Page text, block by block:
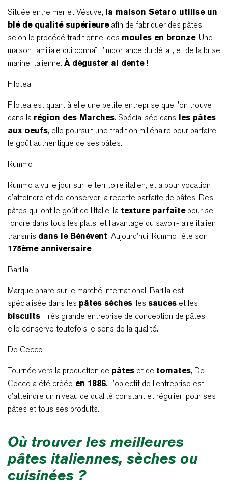
Située entre mer et Vésuve, la maison Setaro utilise un
blé de qualité supérieureafin de fabriquer des pâtes
selon le procédé traditionnel des moules en bronze. Une
maison familiale qui connaît l’importance du détail, et de la brise
marine italienne. À déguster al dente!
Filotea
Filotea est quant à elle une petite entreprise que l’on trouve
dans la région des Marches. Spécialisée dans les pâtes
aux oeufs, elle poursuit une tradition millénaire pour parfaire
le goût authentique de ses pâtes..
Rummo
Rummo a vu le jour sur le territoire italien, et a pour vocation
d’atteindre et de conserver la recette parfaite de pâtes. Des
pâtes qui ont le goût de l’Italie, la texture parfaitepour se
fondre dans tous les plats, et l’avantage du savoir-faire italien
transmis dans le Bénévent. Aujourd’hui, Rummo fête son
175ème anniversaire.
Barilla
Marque phare sur le marché international, Barilla est
spécialisée dans les pâtes sèches, les sauces et les
biscuits. Très grande entreprise de conception de pâtes,
elle conserve toutefois le sens de la qualité.
De Cecco
Tournée vers la production de pâtes et de tomates, De
Cecco a été créée en 1886. L’objectif de l’entreprise est
d’atteindre un niveau de qualité constant et régulier, pour ses
pâtes et tous ses produits.
Où trouver les meilleures
pâtes italiennes, sèches ou
cuisinées ?